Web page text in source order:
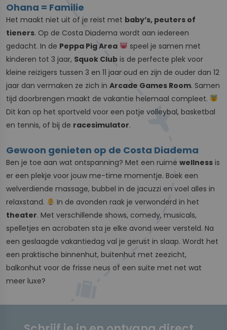
Ohana = Familie
Het maakt niet uit of je reist met baby’s, peuters of
tieners. Op de Costa Diadema wordt aan iedereen
gedacht. In de Peppa Pig Area
speel je samen met
kinderen tot 3 jaar, Squok Club is de perfecte plek voor
kleine reizigers tussen 3 en 11 jaar oud en zijn de ouder dan 12
jaar dan vermaken ze zich in Arcade Games Room. Samen
tijd doorbrengen maakt de vakantie helemaal compleet.
Dit kan op het sportveld voor een potje volleybal, basketbal
en tennis, of bij de racesimulator.
Gewoon genieten op de Costa Diadema
Ben je toe aan wat ontspanning? Met een ruime wellness is
er een plekje voor jouw me-time momentje. Boek een
welverdiende massage, bubbel in de jacuzzi en voel alles in
relaxstand.
In de avonden raak je verwonderd in het
theater. Met verschillende shows, comedy, musicals,
spelletjes en acrobaten sta je elke avond weer versteld. Na
een geslaagde vakantiedag val je gerust in slaap. Wordt het
een praktische binnenhut, buitenhut met zeezicht,
balkonhut voor de frisse neus of een suite met net wat
meer luxe?